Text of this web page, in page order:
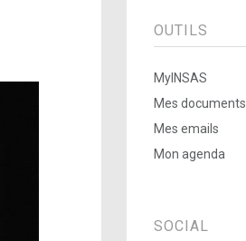
OUTILS
MyINSAS
Mes documents
Mes emails
Mon agenda
SOCIAL